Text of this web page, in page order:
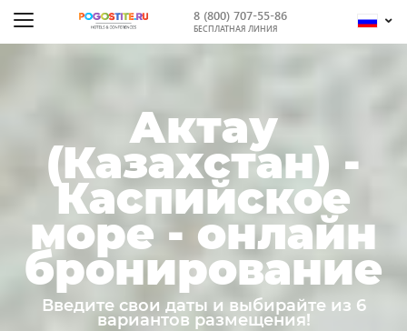
8 (800) 707-55-86
БЕСПЛАТНАЯ ЛИНИЯ
Актау
(Казахстан) -
Каспийское
море - онлайн
бронирование
Введите свои даты и выбирайте из 6
вариантов размещения!